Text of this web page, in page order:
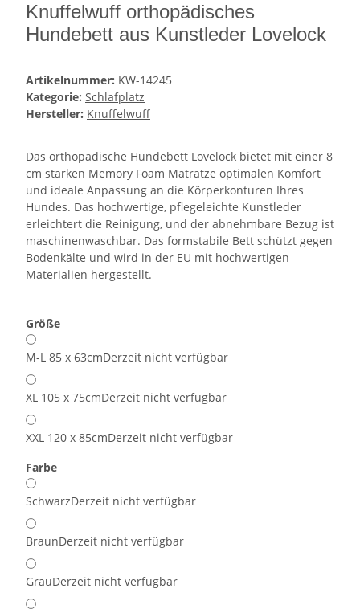
Knuffelwuff orthopädisches
Hundebett aus Kunstleder Lovelock
Artikelnummer: KW-14245
Kategorie: Schlafplatz
Hersteller: Knuffelwuff
Das orthopädische Hundebett Lovelock bietet mit einer 8
cm starken Memory Foam Matratze optimalen Komfort
und ideale Anpassung an die Körperkonturen Ihres
Hundes. Das hochwertige, pflegeleichte Kunstleder
erleichtert die Reinigung, und der abnehmbare Bezug ist
maschinenwaschbar. Das formstabile Bett schützt gegen
Bodenkälte und wird in der EU mit hochwertigen
Materialien hergestellt.
Größe
M-L 85 x 63cmDerzeit nicht verfügbar
XL 105 x 75cmDerzeit nicht verfügbar
XXL 120 x 85cmDerzeit nicht verfügbar
Farbe
SchwarzDerzeit nicht verfügbar
BraunDerzeit nicht verfügbar
GrauDerzeit nicht verfügbar